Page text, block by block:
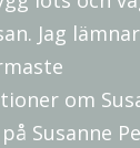
Jag
om
Susanne